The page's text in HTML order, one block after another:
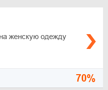
женскую одежду
70%